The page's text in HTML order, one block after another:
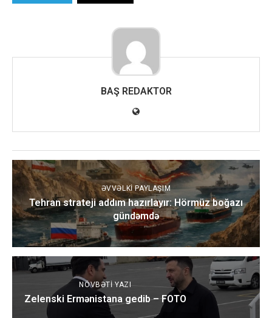
BAŞ REDAKTOR
ƏVVƏLKI PAYLAŞIM
Tehran strateji addım hazırlayır: Hörmüz boğazı
gündəmdə
NÖVBƏTI YAZI
Zelenski Ermənistana gedib – FOTO